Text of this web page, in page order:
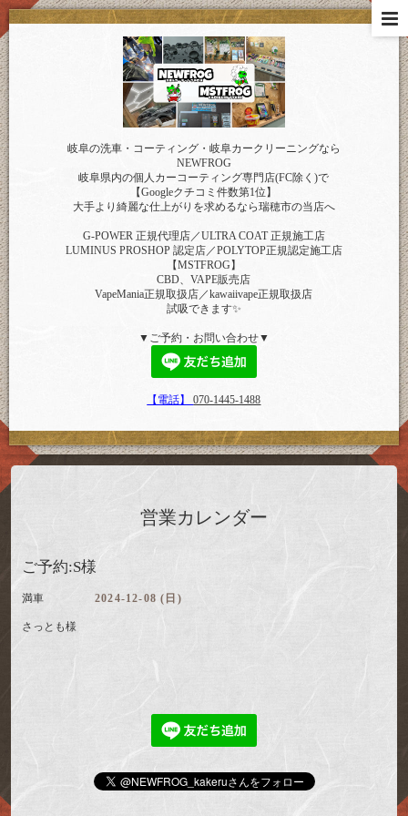
岐阜の洗車・コーティング・岐阜カークリーニングなら
NEWFROG
岐阜県内の個人カーコーティング専門店(FC除く)で
【Googleクチコミ件数第1位】
大手より綺麗な仕上がりを求めるなら瑞穂市の当店へ
G-POWER 正規代理店／ULTRA COAT 正規施工店
LUMINUS PROSHOP 認定店／POLYTOP正規認定施工店
【MSTFROG】
CBD、VAPE販売店
VapeMania正規取扱店／kawaiivape正規取扱店
試吸できます✨
▼ご予約・お問い合わせ▼
【電話】070-1445-1488
営業カレンダー
ご予約:S様
満車 2024-12-08 (日)
さっとも様